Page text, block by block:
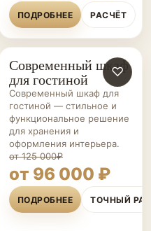
ПОДРОБНЕЕ РАСЧЁТ
ШКАФЫ НА ЗАКАЗ ♡
Современный шкаф
для гостиной
Современный шкаф для
гостиной — стильное и
функциональное решение
для хранения и
оформления интерьера.
от 125 000₽
от 96 000 ₽
ПОДРОБНЕЕ ТОЧНЫЙ